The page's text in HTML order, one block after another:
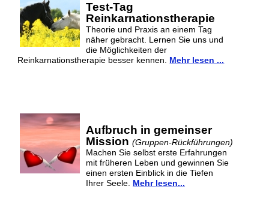
Test-Tag
Reinkarnationstherapie
Theorie und Praxis an einem Tag
näher gebracht. Lernen Sie uns und
die Möglichkeiten der
Reinkarnationstherapie besser kennen. Mehr lesen ...
Aufbruch in gemeinser
Mission (Gruppen-Rückführungen)
Machen Sie selbst erste Erfahrungen
mit früheren Leben und gewinnen Sie
einen ersten Einblick in die Tiefen
Ihrer Seele. Mehr lesen...